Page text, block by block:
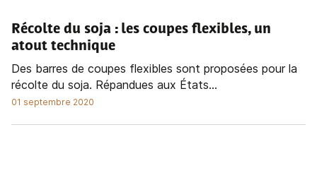
Récolte du soja : les coupes flexibles, un
atout technique
Des barres de coupes flexibles sont proposées pour la
récolte du soja. Répandues aux États...
01 septembre 2020